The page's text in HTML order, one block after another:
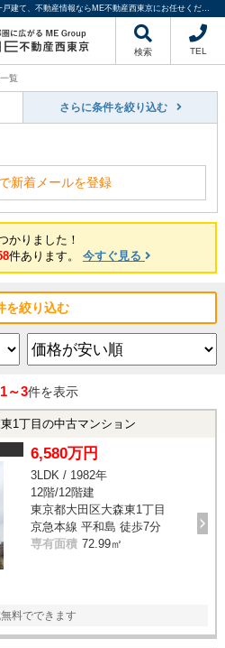
平和島駅 中古マンション｜東京の新築・中古一戸建て、不動産情報ならME不動産西東京にお任せください
検索 TEL
覧
さらに条件を絞り込む
新着メールを登録
かりました！
件あります。 今すぐ見る
を絞り込む
1～3件を表示
1丁目の中古マンション
6,580万円
3LDK / 1982年
12階/12階建
東京都大田区大森東1丁目
京急本線 平和島 徒歩7分
専有面積 72.99㎡
料でできます